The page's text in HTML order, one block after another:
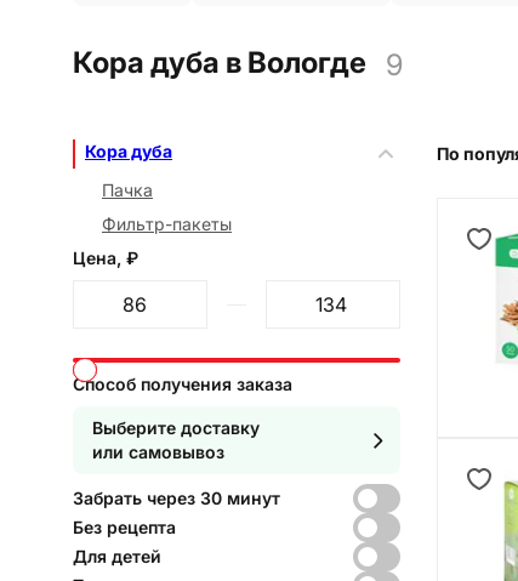
Кора дуба в Вологде 9
Кора дуба
Пачка
Фильтр-пакеты
Цена, ₽
Способ получения заказа
Выберите доставку
или самовывоз
Забрать через 30 минут
Без рецепта
Для детей
По